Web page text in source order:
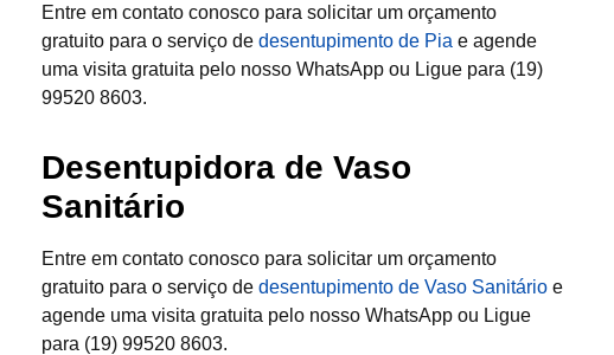
Entre em contato conosco para solicitar um orçamento
gratuito para o serviço dedesentupimento de Pia e agende
uma visita gratuita pelo nosso WhatsApp ou Ligue para (19)
99520 8603.
Desentupidora de Vaso
Sanitário
Entre em contato conosco para solicitar um orçamento
gratuito para o serviço dedesentupimento de Vaso Sanitário e
agende uma visita gratuita pelo nosso WhatsApp ou Ligue
para (19) 99520 8603.